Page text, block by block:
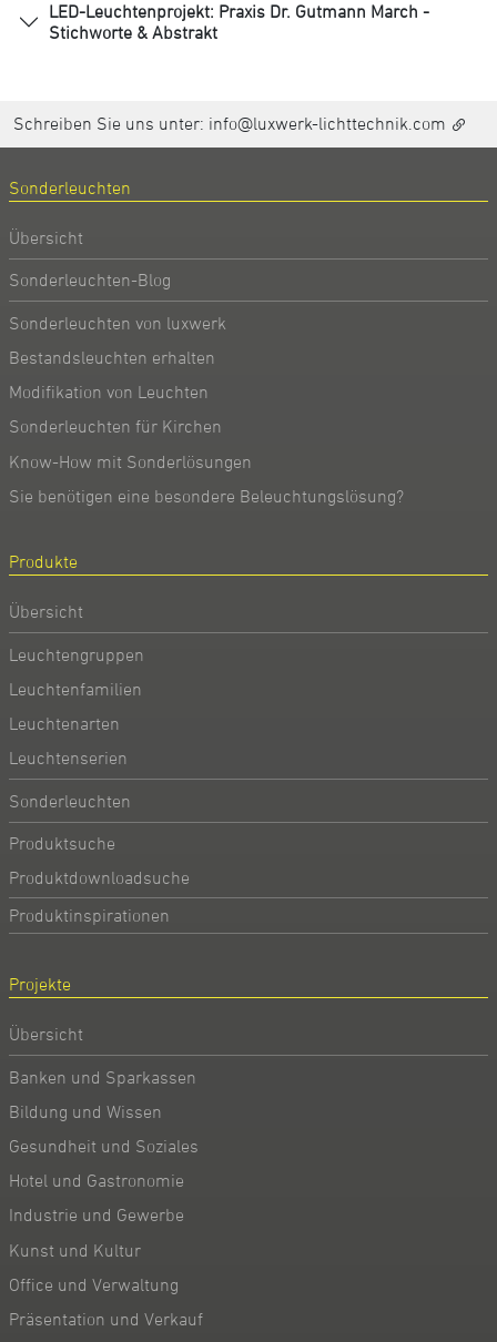
LED-Leuchtenprojekt: Praxis Dr. Gutmann March -
Stichworte & Abstrakt
Schreiben Sie uns unter: info@luxwerk-lichttechnik.com
Sonderleuchten
Übersicht
Sonderleuchten-Blog
Sonderleuchten von luxwerk
Bestandsleuchten erhalten
Modifikation von Leuchten
Sonderleuchten für Kirchen
Know-How mit Sonderlösungen
Sie benötigen eine besondere Beleuchtungslösung?
Produkte
Übersicht
Leuchtengruppen
Leuchtenfamilien
Leuchtenarten
Leuchtenserien
Sonderleuchten
Produktsuche
Produktdownloadsuche
Produktinspirationen
Projekte
Übersicht
Banken und Sparkassen
Bildung und Wissen
Gesundheit und Soziales
Hotel und Gastronomie
Industrie und Gewerbe
Kunst und Kultur
Office und Verwaltung
Präsentation und Verkauf